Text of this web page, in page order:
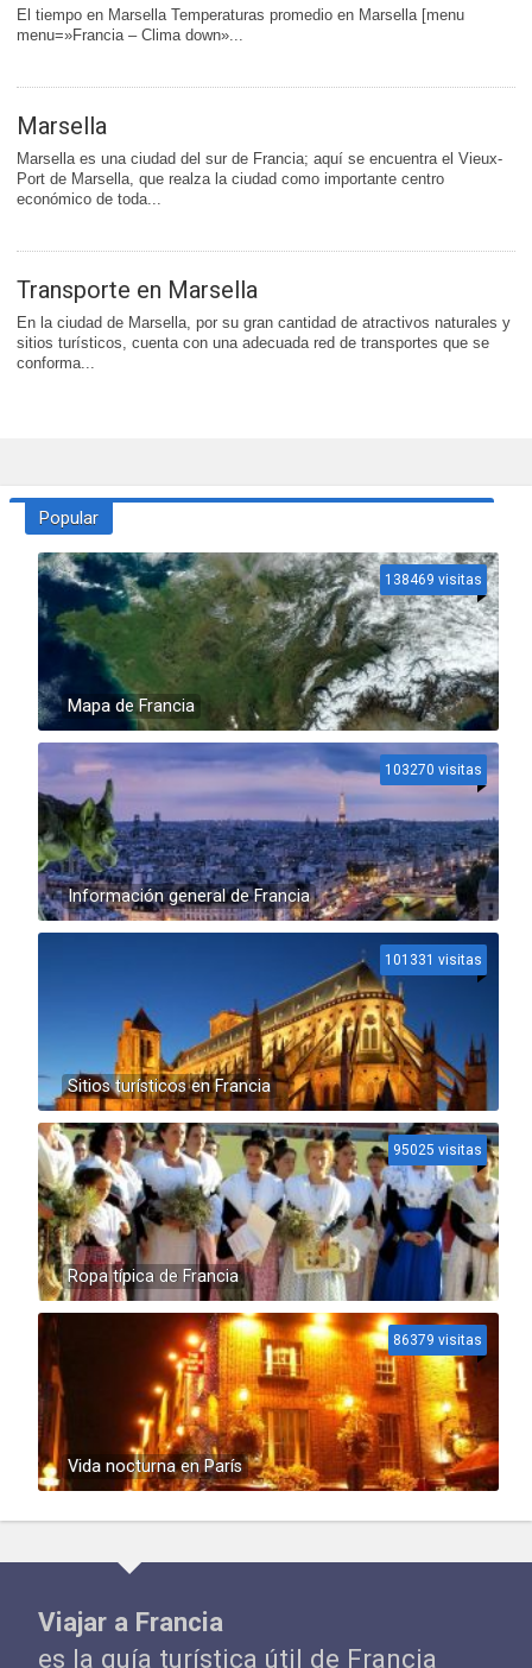
El tiempo en Marsella Temperaturas promedio en Marsella [menu
menu=»Francia – Clima down»...
Marsella
Marsella es una ciudad del sur de Francia; aquí se encuentra el Vieux-
Port de Marsella, que realza la ciudad como importante centro
económico de toda...
Transporte en Marsella
En la ciudad de Marsella, por su gran cantidad de atractivos naturales y
sitios turísticos, cuenta con una adecuada red de transportes que se
conforma...
Popular
Mapa de Francia
138469 visitas
Información general de Francia
103270 visitas
Sitios turísticos en Francia
101331 visitas
Ropa típica de Francia
95025 visitas
Vida nocturna en París
86379 visitas
Viajar a Francia
es la guía turística útil de Francia